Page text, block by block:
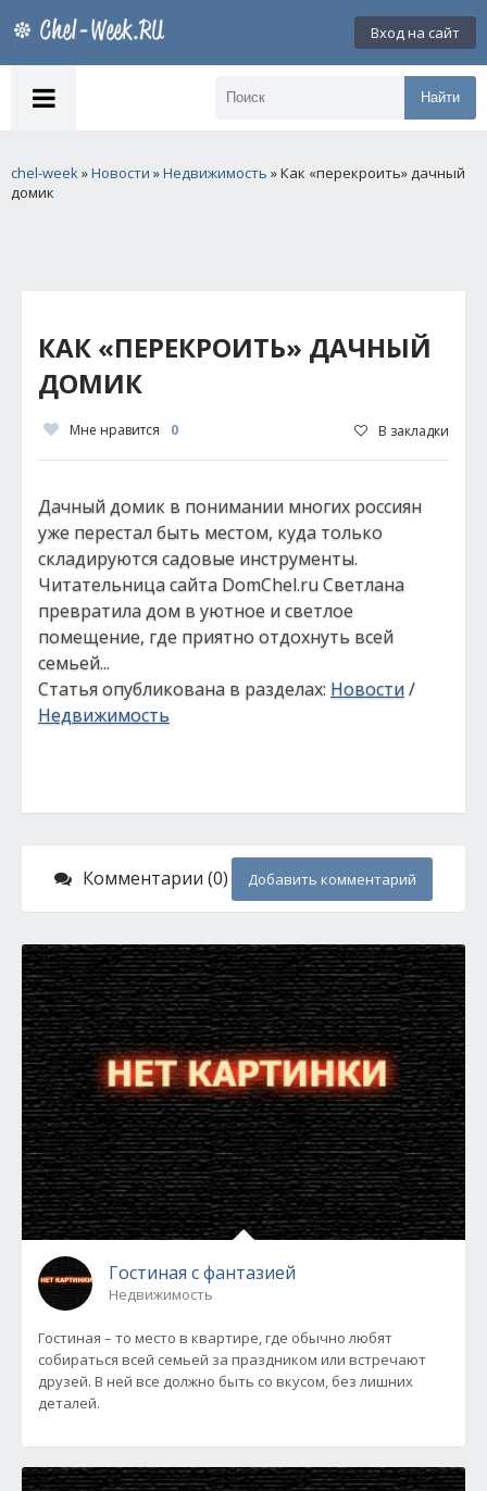
Вход на сайт
Найти
chel-week»Новости »Недвижимость » Как «перекроить» дачный
домик
КАК «ПЕРЕКРОИТЬ» ДАЧНЫЙ
ДОМИК
Мне нравится 0 В закладки
Дачный домик в понимании многих россиян
уже перестал быть местом, куда только
складируются садовые инструменты.
Читательница сайта DomChel.ru Светлана
превратила дом в уютное и светлое
помещение, где приятно отдохнуть всей
семьей...
Статья опубликована в разделах: Новости/
Недвижимость
Комментарии (0) Добавить комментарий
Гостиная с фантазией
Недвижимость
Гостиная – то место в квартире, где обычно любят
собираться всей семьей за праздником или встречают
друзей. В ней все должно быть со вкусом, без лишних
деталей.